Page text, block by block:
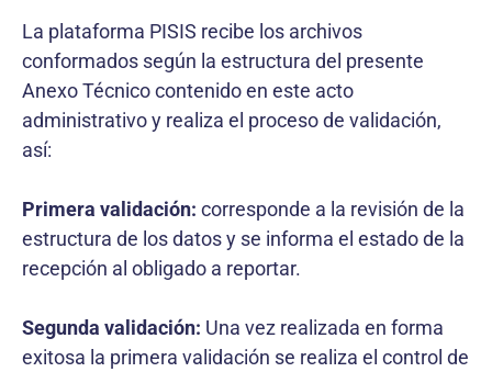
La plataforma PISIS recibe los archivos
conformados según la estructura del presente
Anexo Técnico contenido en este acto
administrativo y realiza el proceso de validación,
así:
Primera validación: corresponde a la revisión de la
estructura de los datos y se informa el estado de la
recepción al obligado a reportar.
Segunda validación: Una vez realizada en forma
exitosa la primera validación se realiza el control de